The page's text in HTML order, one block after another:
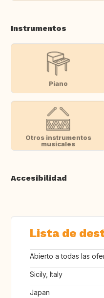
Instrumentos
Piano
Otros instrumentos
musicales
Accesibilidad
Lista de
Abierto a todas las
Sicily, Italy
Japan